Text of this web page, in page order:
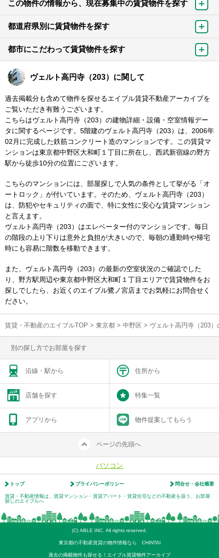
この物件の情報から、現在募集中の賃貸物件を探す
都道府県別に賃貸物件を探す
都市にこだわって賃貸物件を探す
ヴェルト高円寺（203）に関して
過去掲載分も含めて物件を探せるエイブル賃貸不動産アーカイブを
ご覧いただき有難うございます。
こちらはヴェルト高円寺（203）の建物詳細・設備・空室情報デー
タに関するページです。5階建のヴェルト高円寺（203）は、2006年
02月に完成した鉄筋コンクリート造のマンションです。この賃貸マ
ンションは東京都中野区大和町１丁目に所在し、西武新宿線の野方
駅から徒歩10分の位置にございます。
こちらのマンションには、部屋探しで人気の条件として挙がる「オ
ートロック」が付いています。そのため、ヴェルト高円寺（203）
は、防犯やセキュリティの面で、特に女性に安心な賃貸マンション
と言えます。
ヴェルト高円寺（203）はエレベーター付のマンションです。毎日
の階段の上り下りは意外と負担が大きいので、毎朝の通勤時や帰宅
時にも容易に階数を移動できます。
また、ヴェルト高円寺（203）の最新の空室状況のご確認でした
り、野方駅周辺や東京都中野区大和町１丁目エリアで賃貸物件をお
探しでしたら、お近くのエイブル鷺ノ宮店までお気軽にお問合せく
ださい。
賃貸・不動産のエイブルTOP > 東京都 > 中野区 > ヴェルト高円寺（203
別の探し方でお部屋を探す
沿線・駅から 住所から
店舗を探す 特集一覧
アプリから 物件提案してもらう
ページの先頭へ
パソコン
トップ プライバシーポリシー 問合せ・会社概要
賃貸・不動産情報は、賃貸マンション・賃貸アパート・賃貸住宅などの不動産を扱う、お部屋
探しのエイブルへ
(C) ABLE INC. All rights reserved.
東京都の不動産賃貸の物件情報なら CHINTAI
過去の掲載物件も探せる！エイブル賃貸物件アーカイブ